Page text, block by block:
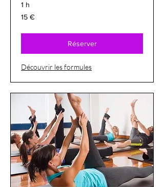
1 h
15
euros
15 €
Réserver
Découvrir les formules